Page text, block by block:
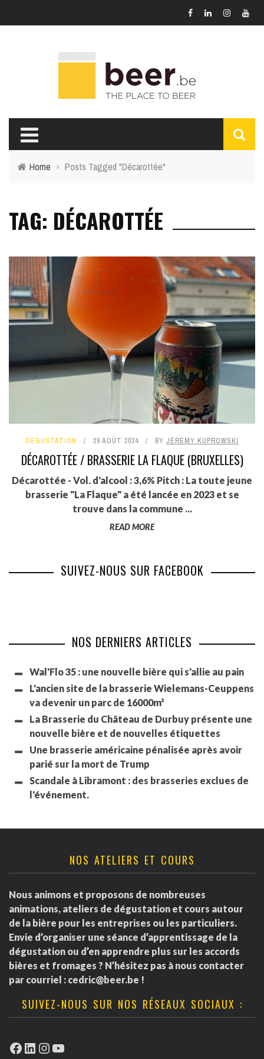
Home › Posts Tagged "Décarottée"
TAG: DÉCAROTTÉE
DÉGUSTATION 29 AOÛT 2024 BY JÉRÉMY KUPROWSKI
DÉCAROTTÉE / BRASSERIE LA FLAQUE (BRUXELLES)
Décarottée - Vol. d'alcool : 3,6% Pitch : La toute jeune
brasserie "La Flaque" a été lancée en 2023 et se
trouve dans la commune ...
READ MORE
SUIVEZ-NOUS SUR FACEBOOK
NOS DERNIERS ARTICLES
Wal'Flo 35 : une nouvelle bière qui s'allie au pain
L'ancien site de la brasserie Wielemans-Ceuppens
va devenir un parc de 16000m²
La Brasserie du Château de Durbuy présente une
nouvelle bière et de nouvelles étiquettes
Une brasserie américaine pénalisée après avoir
parié sur la mort de Trump
Scandale à Libramont : des brasseries exclues de
l'événement.
NOS ATELIERS ET COURS
Nous animons et proposons de nombreuses
animations, ateliers de dégustation et cours autour
de la bière pour les entreprises ou les particuliers.
Envie d’organiser une séance d’apprentissage de la
dégustation ou d’en apprendre plus sur les accords
bières et fromages ? N’hésitez pas à nous contacter
par courriel : cedric@beer.be !
SUIVEZ-NOUS SUR NOS RÉSEAUX SOCIAUX :
Facebook
LinkedIn
Instagram
YouTube